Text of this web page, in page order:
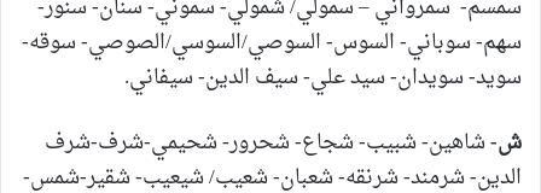
سمسم- سمرواني – سمولي/ شمولي- سموني- سنان- سنور-
سهم- سوباني- السوس- السوصي/السوسي/الصوصي- سوقه-
سويد- سويدان- سيد علي- سيف الدين- سيفاني.
ش-شاهين- شبيب- شجاع- شحرور- شحيمي-شرف-شرف
الدين- شرمند- شرنقه- شعبان- شعيب/ شيعيب- شقير-شمس-